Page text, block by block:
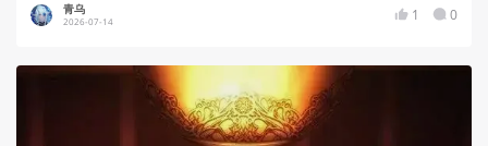
青乌
2026-07-14 1 0